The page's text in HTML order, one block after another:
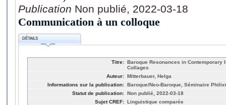
Publication Non publié, 2022-03-18
Communication à un colloque
DÉTAILS
Titre: Baroque Resonances in Contemporary
Collages
Auteur: Mitterbauer, Helga
Informations sur la publication: Baroque/Neo-Baroque, Séminaire
Statut de publication: Non publié, 2022-03-18
Sujet CREF: Linguistique comparée